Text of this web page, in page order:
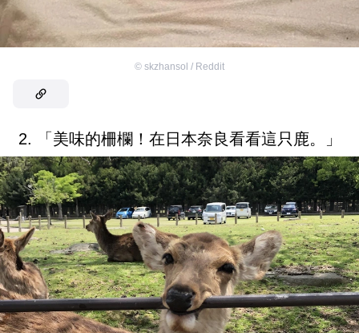
© skzhansol / Reddit
2. 「美味的柵欄！在日本奈良看看這只鹿。」